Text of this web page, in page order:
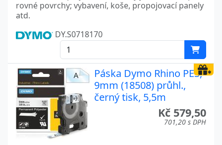
rovné povrchy; vybavení, koše, propojovací panely
atd.
DY.S0718170
Páska Dymo Rhino PES,
9mm (18508) průhl.,
černý tisk, 5,5m
Kč 579,50
701,20 s DPH